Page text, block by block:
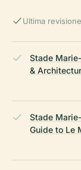
Ultima
Stade
&
Stade
Guide to Le